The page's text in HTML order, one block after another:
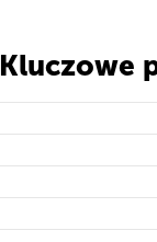
Kluczowe